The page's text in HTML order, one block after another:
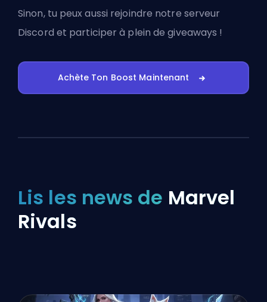
Sinon, tu peux aussi rejoindre notre serveur
Discord et participer à plein de giveaways !
Achète Ton Boost Maintenant
Lis les news de Marvel
Rivals